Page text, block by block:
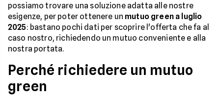
possiamo trovare una soluzione adatta alle nostre
esigenze, per poter ottenere un mutuo green a luglio
2025: bastano pochi dati per scoprire l'offerta che fa al
caso nostro, richiedendo un mutuo conveniente e alla
nostra portata.
Perché richiedere un mutuo
green